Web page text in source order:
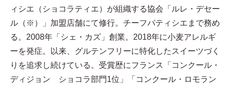
ィシエ（ショコラティエ）が組織する協会「ルレ・デセー
ル（※）」加盟店舗にて修行。チーフパティシエまで務め
る。2008年「シェ・カズ」創業。2018年に小麦アレルギ
ーを発症。以来、グルテンフリーに特化したスイーツづく
りを追求し続けている。受賞歴にフランス「コンクール・
ディジョン ショコラ部門1位」「コンクール・ロモラン